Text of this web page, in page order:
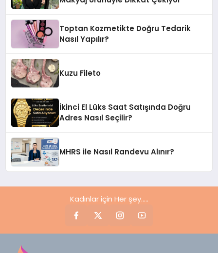
Toptan Kozmetikte Doğru Tedarik
Nasıl Yapılır?
Kuzu Fileto
İkinci El Lüks Saat Satışında Doğru
Adres Nasıl Seçilir?
MHRS ile Nasıl Randevu Alınır?
Kadınlar için Her şey.....